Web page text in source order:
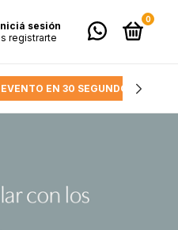
sesión
registrarte
0
EN 30 SEGUNDOS.